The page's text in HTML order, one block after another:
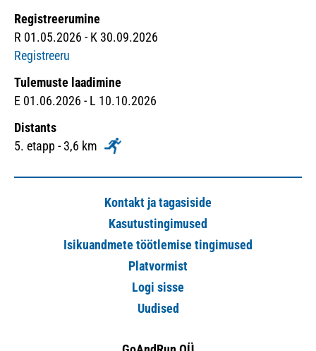
Registreerumine
R 01.05.2026 - K 30.09.2026
Registreeru
Tulemuste laadimine
E 01.06.2026 - L 10.10.2026
Distants
5. etapp - 3,6 km
Kontakt ja tagasiside
Kasutustingimused
Isikuandmete töötlemise tingimused
Platvormist
Logi sisse
Uudised